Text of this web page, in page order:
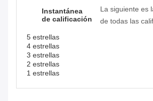
Instantánea
de calificación
La siguiente es
de todas las
5 estrellas
4 estrellas
3 estrellas
2 estrellas
1 estrellas